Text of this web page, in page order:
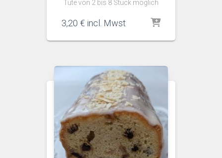
Tüte von 2 bis 8 Stück möglich
3,20 € incl. Mwst